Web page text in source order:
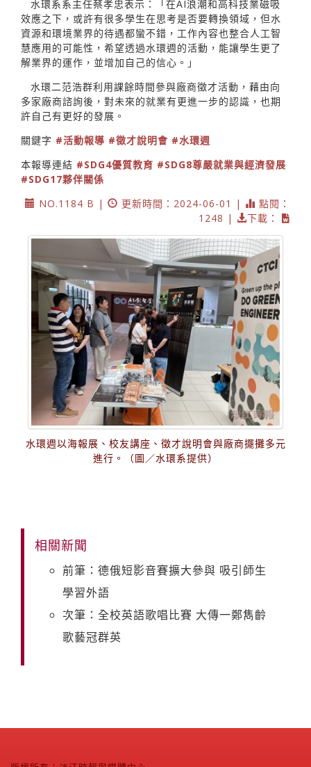
水環系系主任蔡孝忠表示：「在AI浪潮和高科技業磁吸
效應之下，或許有很多學生在思考是否要轉換領域，但水
資源和環境業界的待遇都蠻不錯，工作內容也整合人工智
慧應用的可能性，希望透過水環週的活動，能讓學生更了
解業界的運作，並增加自己的信心。」
水環二范浩群利用課餘時間參與廠商徵才活動，藉由向
多家廠商諮詢後，對未來的就業有更進一步的認識，也期
許自己有更好的發展。
關鍵字 #活動報導 #徵才說明會 #水環週
本報導連結 #SDG4優質教育 #SDG8尊嚴就業與經濟發展
#SDG17夥伴關係
NO.1184 B |
更新時間：2024-06-01 |
點閱：
1248 |
下載：
水環週以海報展、校友講座、徵才說明會與廠商擺攤多元
進行。（圖／水環系提供）
相關新聞
前筆：德俄短影音賽擴大參與 吸引師生
學習外語
次筆：全校英語歌唱比賽 大傳一鄭雋齡
歌藝冠群英